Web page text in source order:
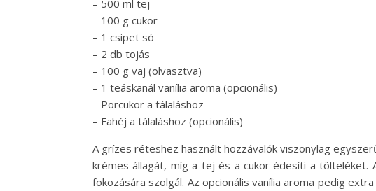
– 500 ml tej
– 100 g cukor
– 1 csipet só
– 2 db tojás
– 100 g vaj (olvasztva)
– 1 teáskanál vanília aroma (opcionális)
– Porcukor a tálaláshoz
– Fahéj a tálaláshoz (opcionális)
A grízes réteshez használt hozzávalók viszonylag
krémes állagát, míg a tej és a cukor édesíti a
fokozására szolgál. Az opcionális vanília aroma pedig